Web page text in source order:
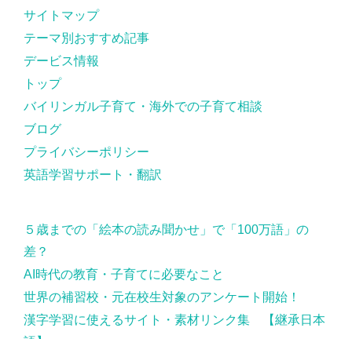
サイトマップ
テーマ別おすすめ記事
デービス情報
トップ
バイリンガル子育て・海外での子育て相談
ブログ
プライバシーポリシー
英語学習サポート・翻訳
５歳までの「絵本の読み聞かせ」で「100万語」の
差？
AI時代の教育・子育てに必要なこと
世界の補習校・元在校生対象のアンケート開始！
漢字学習に使えるサイト・素材リンク集 【継承日本